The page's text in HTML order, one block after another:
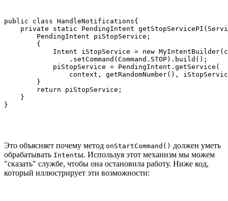
public class HandleNotifications{
private static PendingIntent
        PendingIntent piStopService;
        {
Intent iStopService = new
                .setCommand(Command.STOP).build();
            piStopService = PendingIntent.getService(
context, getRandomNumber(),
        }
        return piStopService;
    }
}
Это объясняет почему метод onStartCommand() должен уметь
обрабатывать Intentы. Используя этот механизм мы можем
"сказать" службе, чтобы она остановила работу. Ниже код,
который иллюстрирует эти возможности: